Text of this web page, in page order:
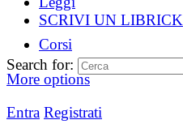
SCRIVI UN LIBRICK
Corsi
More options
Entra Registrati
Search for: